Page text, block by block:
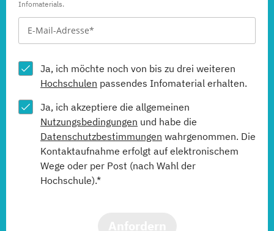
Infomaterials.
Ja, ich möchte noch von bis zu drei weiteren
Hochschulen passendes Infomaterial erhalten.
Ja, ich akzeptiere die allgemeinen
Nutzungsbedingungen und habe die
Datenschutzbestimmungen wahrgenommen. Die
Kontaktaufnahme erfolgt auf elektronischem
Wege oder per Post (nach Wahl der
Hochschule).*